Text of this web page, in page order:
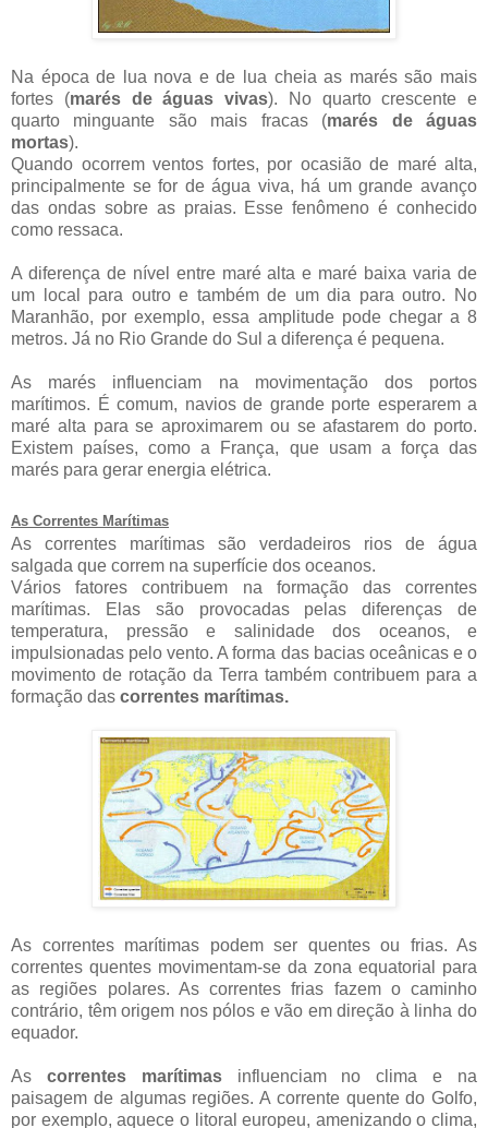
Na época de lua nova e de lua cheia as marés são mais
fortes (marés de águas vivas). No quarto crescente e
quarto minguante são mais fracas (marés de águas
mortas).
Quando ocorrem ventos fortes, por ocasião de maré alta,
principalmente se for de água viva, há um grande avanço
das ondas sobre as praias. Esse fenômeno é conhecido
como ressaca.
A diferença de nível entre maré alta e maré baixa varia de
um local para outro e também de um dia para outro. No
Maranhão, por exemplo, essa amplitude pode chegar a 8
metros. Já no Rio Grande do Sul a diferença é pequena.
As marés influenciam na movimentação dos portos
marítimos. É comum, navios de grande porte esperarem a
maré alta para se aproximarem ou se afastarem do porto.
Existem países, como a França, que usam a força das
marés para gerar energia elétrica.
As Correntes Marítimas
As correntes marítimas são verdadeiros rios de água
salgada que correm na superfície dos oceanos.
Vários fatores contribuem na formação das correntes
marítimas. Elas são provocadas pelas diferenças de
temperatura, pressão e salinidade dos oceanos, e
impulsionadas pelo vento. A forma das bacias oceânicas e o
movimento de rotação da Terra também contribuem para a
formação das correntes marítimas.
As correntes marítimas podem ser quentes ou frias. As
correntes quentes movimentam-se da zona equatorial para
as regiões polares. As correntes frias fazem o caminho
contrário, têm origem nos pólos e vão em direção à linha do
equador.
As correntes marítimasinfluenciam no clima e na
paisagem de algumas regiões. A corrente quente do Golfo,
por exemplo, aquece o litoral europeu, amenizando o clima,